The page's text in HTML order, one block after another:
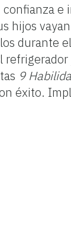
e
hijos
durante
9
éxito.